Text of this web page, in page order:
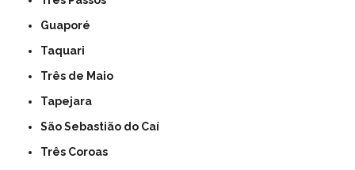
Guaporé
Taquari
Três de Maio
Tapejara
São Sebastião do Caí
Três Coroas